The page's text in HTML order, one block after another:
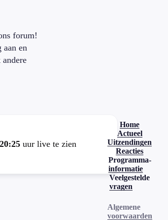
forum!
aan en
uur live te zien
Home
Actueel
Uitzendingen
Reacties
Programma-
informatie
Veelgestelde
vragen
Algemene
voorwaarden